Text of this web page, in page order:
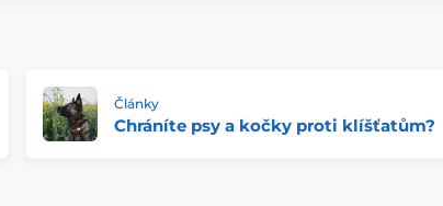
Články
Chráníte psy a kočky proti klíšťatům?